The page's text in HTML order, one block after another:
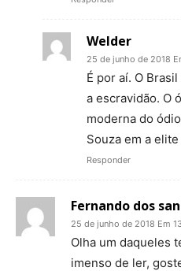
Welder
25 de junho de 2018
É por aí. O
a escravidão. O
moderna do
Souza em a
Responder
Fernando dos
25 de junho de 2018 Em
Olha um daqueles
imenso de ler,